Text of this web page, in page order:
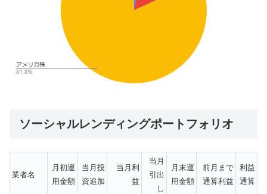
ソーシャルレンディングポートフォリオ
業者名
月初運
用金額
当月投
資追加
当月利
益
当月
引出
し
月末運
用金額
前月まで
通算利益
利益
通算